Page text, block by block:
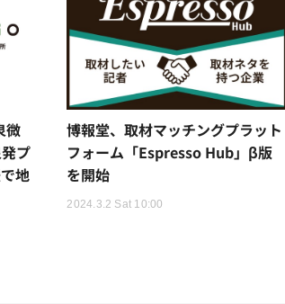
微
プ
地
博報堂、取材マッチングプラット
フォーム「Espresso Hub」β版
を開始
2024.3.2 Sat 10:00